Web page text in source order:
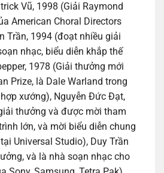
Vũ, 1998 (Giải Raymond
American Choral Directors
Trần, 1994 (đoạt nhiều giải
nhạc, biểu diễn khắp thế
1978 (Giải thưởng mới
Prize, là Dale Warland trong
xướng), Nguyễn Đức Đạt,
thưởng và được mời tham
lớn, và mời biểu diễn chung
Universal Studio), Duy Trần
và là nhà soạn nhạc cho